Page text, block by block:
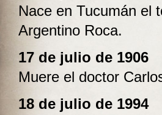
Nace en Tucumán el
Argentino Roca.
17 de julio de 1906
Muere el doctor
18 de julio de 1994